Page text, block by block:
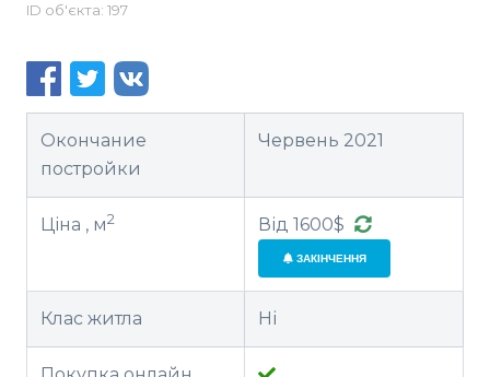
ID об'єкта: 197
Окончание
постройки
Червень 2021
Ціна , м2 Від 1600$
ЗАКІНЧЕННЯ
Клас житла Ні